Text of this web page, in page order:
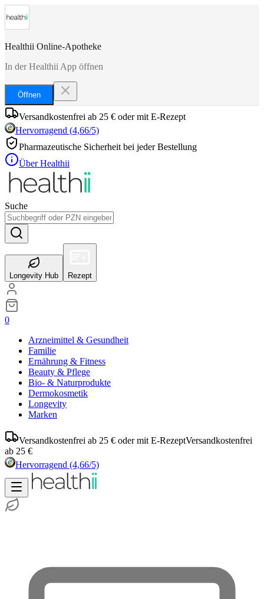
Healthii Online-Apotheke
In der Healthii App öffnen
Öffnen
Versandkostenfrei ab 25 € oder mit E-Rezept
Hervorragend (4,66/5)
Pharmazeutische Sicherheit bei jeder Bestellung
Über Healthii
Suche
Longevity Hub Rezept
0
Arzneimittel & Gesundheit
Familie
Ernährung & Fitness
Beauty & Pflege
Bio- & Naturprodukte
Dermokosmetik
Longevity
Marken
Versandkostenfrei ab 25 € oder mit E-RezeptVersandkostenfrei
ab 25 €
Hervorragend (4,66/5)